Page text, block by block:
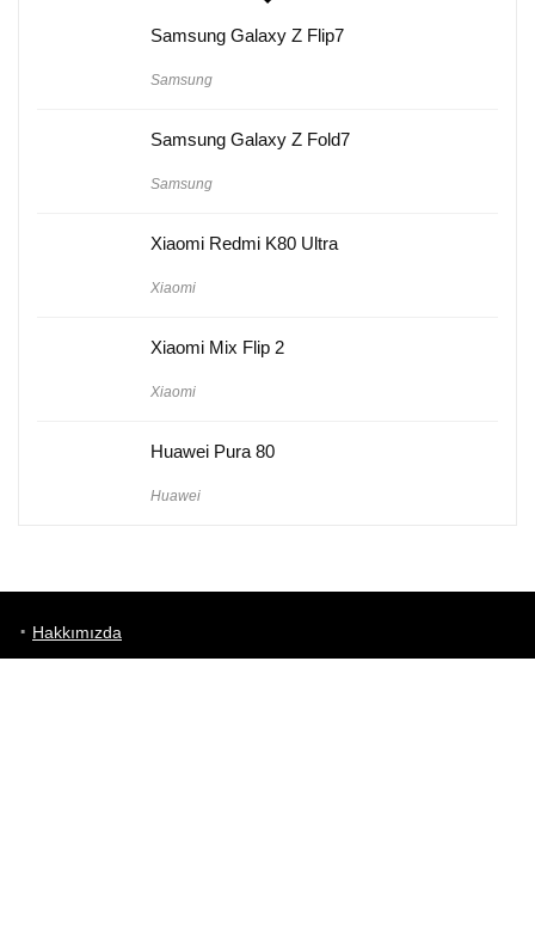
Samsung Galaxy Z Flip7
Samsung
Samsung Galaxy Z Fold7
Samsung
Xiaomi Redmi K80 Ultra
Xiaomi
Xiaomi Mix Flip 2
Xiaomi
Huawei Pura 80
Huawei
Hakkımızda